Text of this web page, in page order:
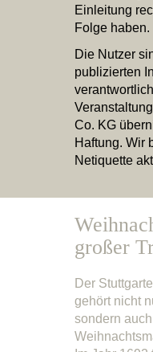
Einleitung
Folge haben.
Die Nutzer
publizierten
Co. KG
Haftung. Wir
Netiquette
großer
Der
gehört nicht
sondern